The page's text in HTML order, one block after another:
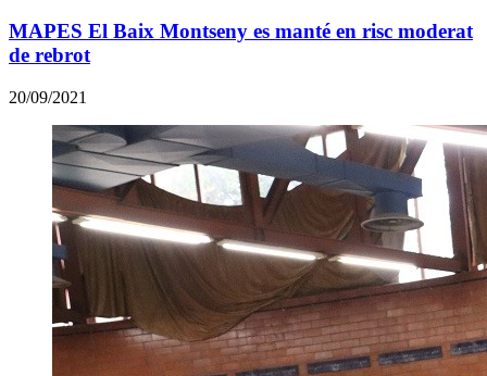
MAPES El Baix Montseny es manté en risc moderat
de rebrot
20/09/2021